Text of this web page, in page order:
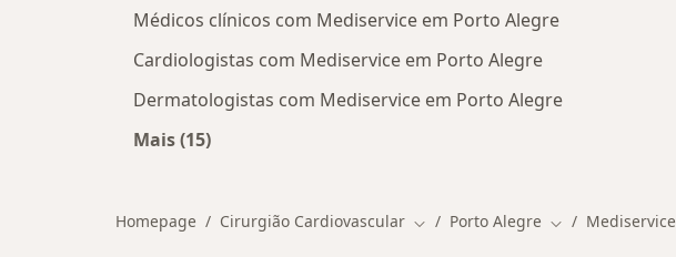
Médicos clínicos com Mediservice em Porto Alegre
Cardiologistas com Mediservice em Porto Alegre
Dermatologistas com Mediservice em Porto Alegre
Mais (15)
Homepage Cirurgião Cardiovascular Mudar de cidade
Porto Alegre Mudar de cidade
Mediservice